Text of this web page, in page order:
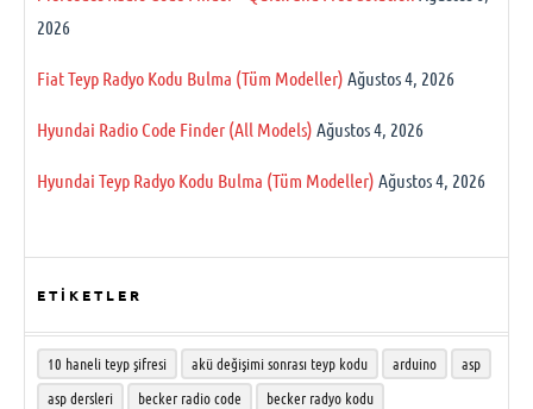
2026
Fiat Teyp Radyo Kodu Bulma (Tüm Modeller) Ağustos 4, 2026
Hyundai Radio Code Finder (All Models) Ağustos 4, 2026
Hyundai Teyp Radyo Kodu Bulma (Tüm Modeller) Ağustos 4, 2026
ETİKETLER
10 haneli teyp şifresi akü değişimi sonrası teyp kodu arduino
asp
asp dersleri
becker radio code
becker radyo kodu